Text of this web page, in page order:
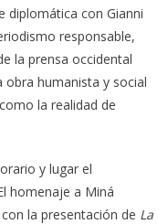
diplomática con Gianni
responsable,
la prensa occidental
humanista y social
la realidad de
y lugar el
homenaje a Miná
la presentación de La